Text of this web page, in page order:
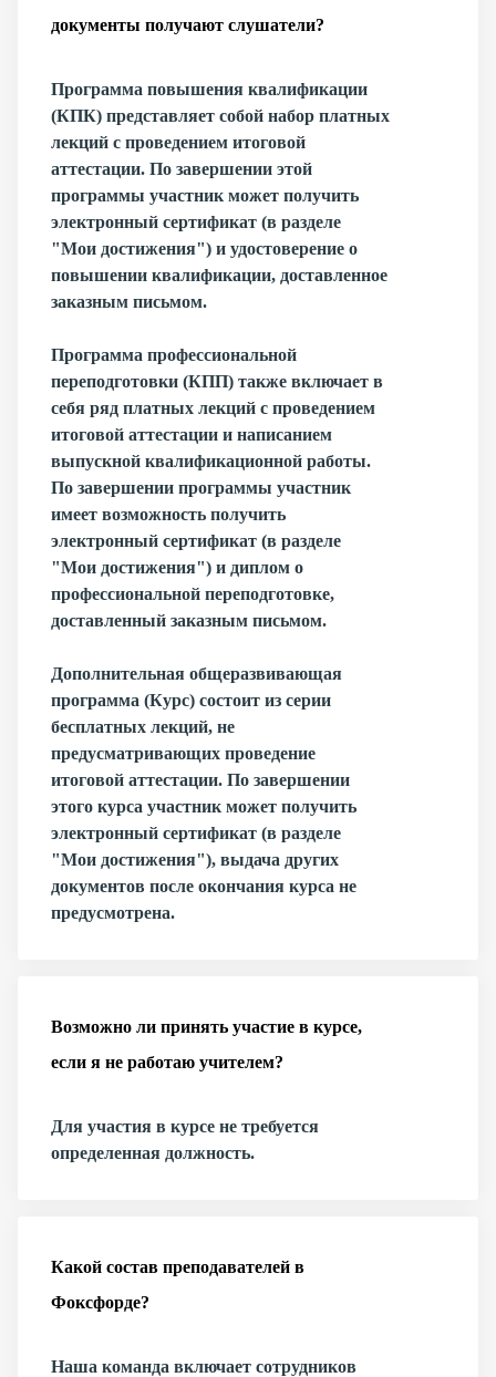
документы получают слушатели?
Программа повышения квалификации
(КПК) представляет собой набор платных
лекций с проведением итоговой
аттестации. По завершении этой
программы участник может получить
электронный сертификат (в разделе
"Мои достижения") и удостоверение о
повышении квалификации, доставленное
заказным письмом.
Программа профессиональной
переподготовки (КПП) также включает в
себя ряд платных лекций с проведением
итоговой аттестации и написанием
выпускной квалификационной работы.
По завершении программы участник
имеет возможность получить
электронный сертификат (в разделе
"Мои достижения") и диплом о
профессиональной переподготовке,
доставленный заказным письмом.
Дополнительная общеразвивающая
программа (Курс) состоит из серии
бесплатных лекций, не
предусматривающих проведение
итоговой аттестации. По завершении
этого курса участник может получить
электронный сертификат (в разделе
"Мои достижения"), выдача других
документов после окончания курса не
предусмотрена.
Возможно ли принять участие в курсе,
если я не работаю учителем?
Для участия в курсе не требуется
определенная должность.
Какой состав преподавателей в
Фоксфорде?
Наша команда включает сотрудников